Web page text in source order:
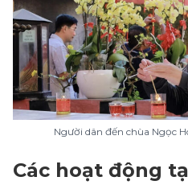
Người dân đến chùa Ngọc
Các hoạt động